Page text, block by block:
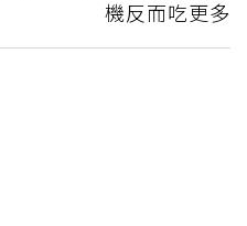
機反而吃更多